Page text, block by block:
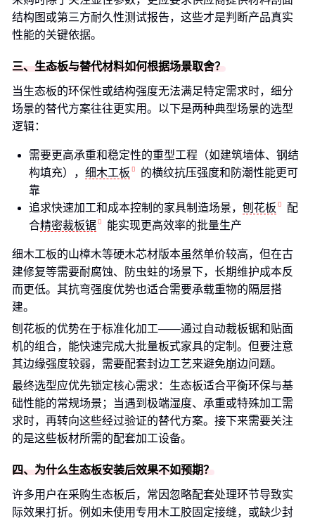
结构图或第三方耐久性测试报告，这些才是判断产品真实
性能的关键依据。
三、生态板与替代材料如何根据场景取舍？
当生态板的环保性或结构强度无法满足特定需求时，细分
场景的替代方案往往更实用。以下是两种典型场景的选型
逻辑：
需要更高承重和稳定性的重型工程（如建筑墙体、钢结
构填充）， 细木工板
的横纹抗压强度和防潮性能更可
靠
追求快速加工和成本控制的家具制造场景， 刨花板
配
合精密裁板锯 能实现更高效率的批量生产
细木工板的山樟木等硬木芯材版本虽然单价较高，但在古
建修复等需要耐腐蚀、防虫蛀的场景下，长期维护成本反
而更低。其抗弯强度优势也适合需要承载重物的隔层搭
建。
刨花板的优势在于标准化加工——通过自动裁板锯和贴面
机的组合，能快速完成大批量板式家具的定制。但要注意
其边缘强度较弱，需要配套封边工艺来避免崩边问题。
最终选型应优先锁定核心需求：生态板适合平衡环保与基
础性能的常规场景；当遇到极端湿度、承重或特殊加工需
求时，再转向这些经过验证的替代方案。接下来需要关注
的是这些板材所需的配套加工设备。
四、为什么生态板安装后效果不如预期？
许多用户在采购生态板后，常因忽略配套处理环节导致实
际效果打折。例如未使用专用木工胶固定接缝，或缺少封